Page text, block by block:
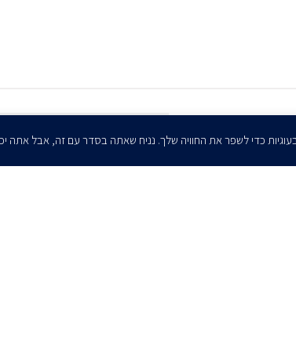
הרשמו לדיוורים שלנו - דוא״ל
כדי לשפר את החוויה שלך. נניח שאתה בסדר עם זה, אבל אתה